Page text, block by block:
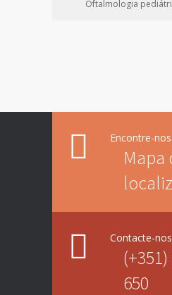
Oftalmologia
Encontre-nos
Mapa
Contacte-nos
650